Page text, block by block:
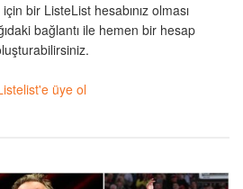
bir ListeList hesabınız olması
bağlantı ile hemen bir hesap
üye ol